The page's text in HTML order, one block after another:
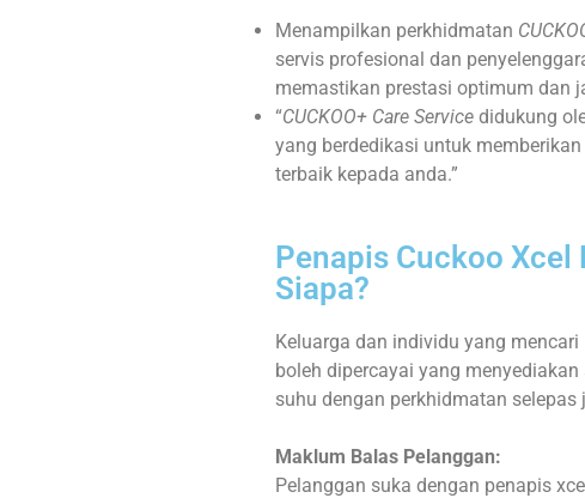
Menampilkan perkhidmatan
servis profesional dan
memastikan prestasi optimum dan
“CUCKOO+ Care Service didukung
yang berdedikasi untuk
terbaik kepada anda.”
Penapis Cuckoo Xcel
Siapa?
Keluarga dan individu yang
boleh dipercayai yang
suhu dengan perkhidmatan
Maklum Balas Pelanggan:
Pelanggan suka dengan penapis